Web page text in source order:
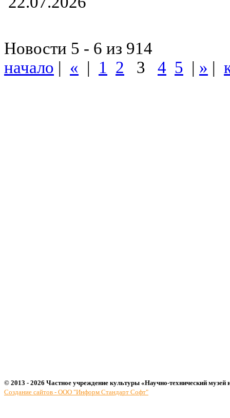
Новости 5 - 6 из 914
начало | « | 1 2 3 4 5 | » |
© 2013 - 2026 Частное учреждение культуры «Научно-технический музей
Создание сайтов - ООО "Информ Стандарт Софт"